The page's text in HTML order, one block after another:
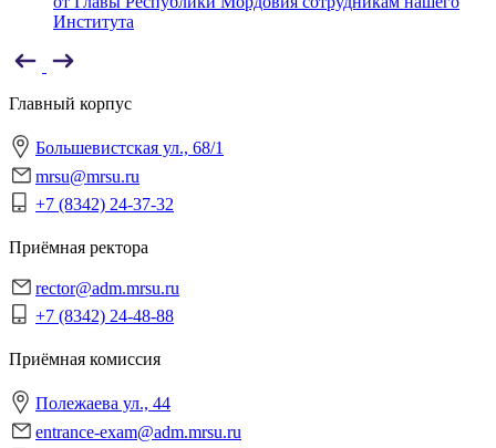
Института
Главный корпус
Большевистская ул., 68/1
mrsu@mrsu.ru
+7 (8342) 24-37-32
Приёмная ректора
rector@adm.mrsu.ru
+7 (8342) 24-48-88
Приёмная комиссия
Полежаева ул., 44
entrance-exam@adm.mrsu.ru